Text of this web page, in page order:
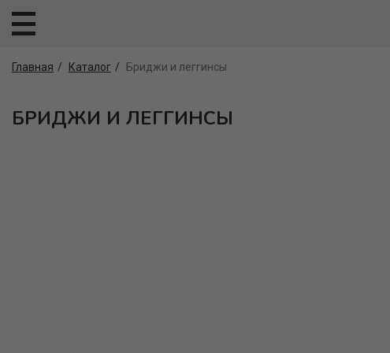
Главная Каталог Бриджи и леггинсы
БРИДЖИ И ЛЕГГИНСЫ